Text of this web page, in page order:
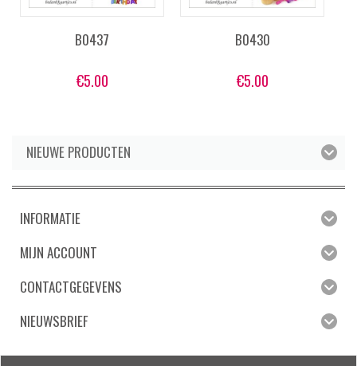
B0437
€5.00
B0430
€5.00
NIEUWE PRODUCTEN
INFORMATIE
MIJN ACCOUNT
CONTACTGEGEVENS
NIEUWSBRIEF